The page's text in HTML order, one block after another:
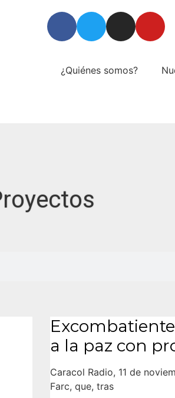
¿Quiénes somos?
a la paz con
Caracol Radio, 11 de
Farc, que, tras